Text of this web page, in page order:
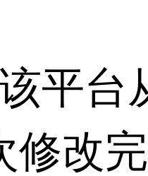
平台
修改